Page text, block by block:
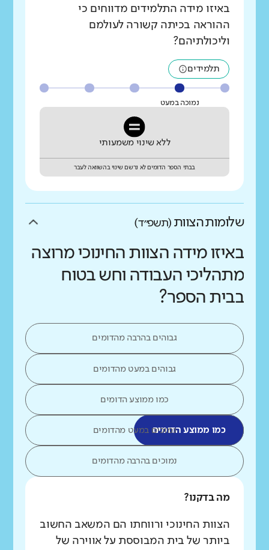
באיזו מידה התלמידים מדווחים כי
ההוראה בכיתה קשורה לעולמם
וליכולתיהם?
תלמידים
נמוכה במעט
ללא שינוי משמעותי
בבתי הספר הדומים לא נרשם שינוי בהשוואה לעבר
שלומות הצוות (תשפ״ד)
באיזו מידה הצוות החינוכי מרוצה
מתהליכי העבודה וחש בטוח
בבית הספר?
גבוהים בהרבה מהדומים
גבוהים במעט מהדומים
כמו ממוצע הדומים
כמו ממוצע הדומיםנמוכים במעט מהדומים
נמוכים בהרבה מהדומים
מה בדקנו?
הצוות החינוכי ורווחתו הם המשאב החשוב
ביותר של בית המבוססת על אווירה של